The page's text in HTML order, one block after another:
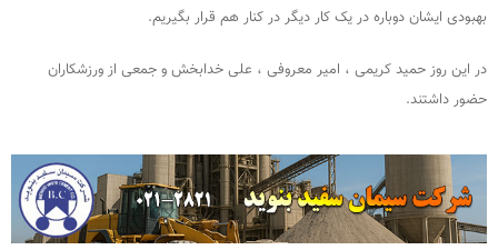
بهبودی ایشان دوباره در یک کار دیگر در کنار هم قرار بگیریم.
در این روز حمید کریمی ، امیر معروفی ، علی خدابخش و جمعی از ورزشکاران
حضور داشتند.